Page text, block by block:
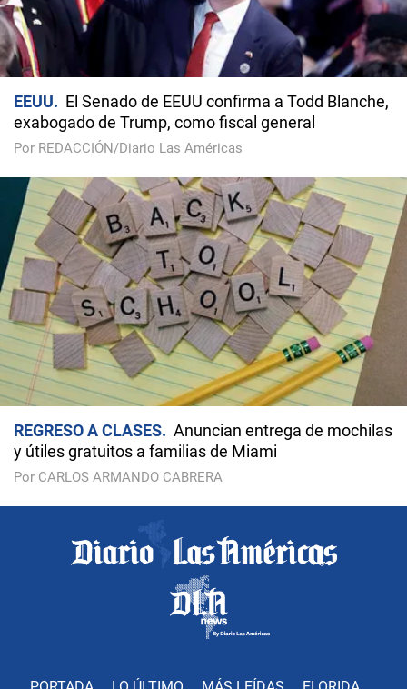
EEUU
El Senado de EEUU confirma a Todd Blanche,
exabogado de Trump, como fiscal general
Por REDACCIÓN/Diario Las Américas
REGRESO A CLASES
Anuncian entrega de mochilas
y útiles gratuitos a familias de Miami
Por CARLOS ARMANDO CABRERA